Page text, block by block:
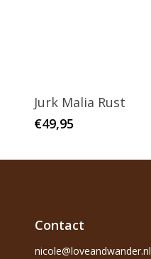
Jurk Malia Rust
€49,95
Contact
nicole@loveandwander.nl